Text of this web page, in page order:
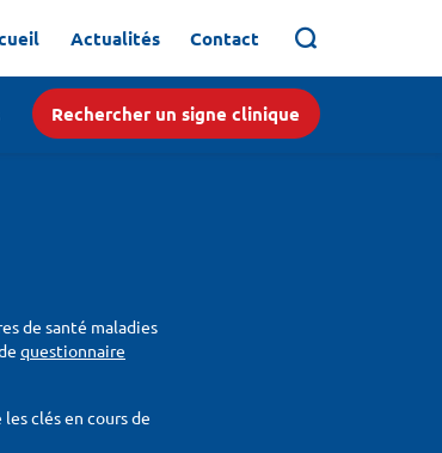
Actualités Contact
Rechercher un signe clinique
de santé maladies
questionnaire
clés en cours de